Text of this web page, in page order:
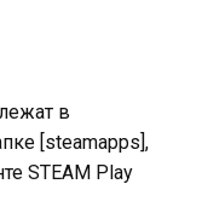
в
[steamapps],
STEAM Play